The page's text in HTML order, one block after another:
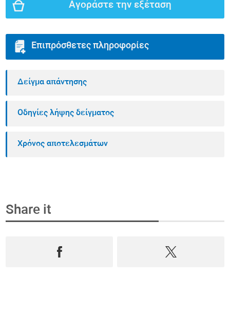
Αγοράστε την εξέταση
Επιπρόσθετες πληροφορίες
Δείγμα απάντησης
Οδηγίες λήψης δείγματος
Χρόνος αποτελεσμάτων
Share it